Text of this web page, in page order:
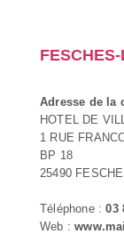
Adresse de la
HOTEL DE
1 RUE
BP 18
25490
Téléphone :03
Web :